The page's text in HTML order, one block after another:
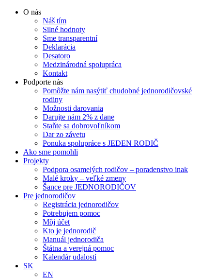
O nás
Náš tím
Silné hodnoty
Sme transparentní
Deklarácia
Desatoro
Medzinárodná spolupráca
Kontakt
Podporte nás
Pomôžte nám nasýtiť chudobné jednorodičovské
rodiny
Možnosti darovania
Darujte nám 2% z dane
Staňte sa dobrovoľníkom
Dar zo závetu
Ponuka spolupráce s JEDEN RODIČ
Ako sme pomohli
Projekty
Podpora osamelých rodičov – poradenstvo inak
Malé kroky – veľké zmeny
Šance pre JEDNORODIČOV
Pre jednorodičov
Registrácia jednorodičov
Potrebujem pomoc
Môj účet
Kto je jednorodič
Manuál jednorodiča
Štátna a verejná pomoc
Kalendár udalostí
SK
EN